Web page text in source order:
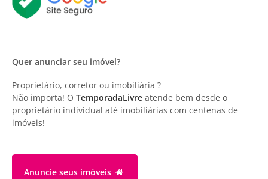
Quer anunciar seu imóvel?
Proprietário, corretor ou imobiliária ?
Não importa! O TemporadaLivre atende bem desde o
proprietário individual até imobiliárias com centenas de
imóveis!
Anuncie seus imóveis